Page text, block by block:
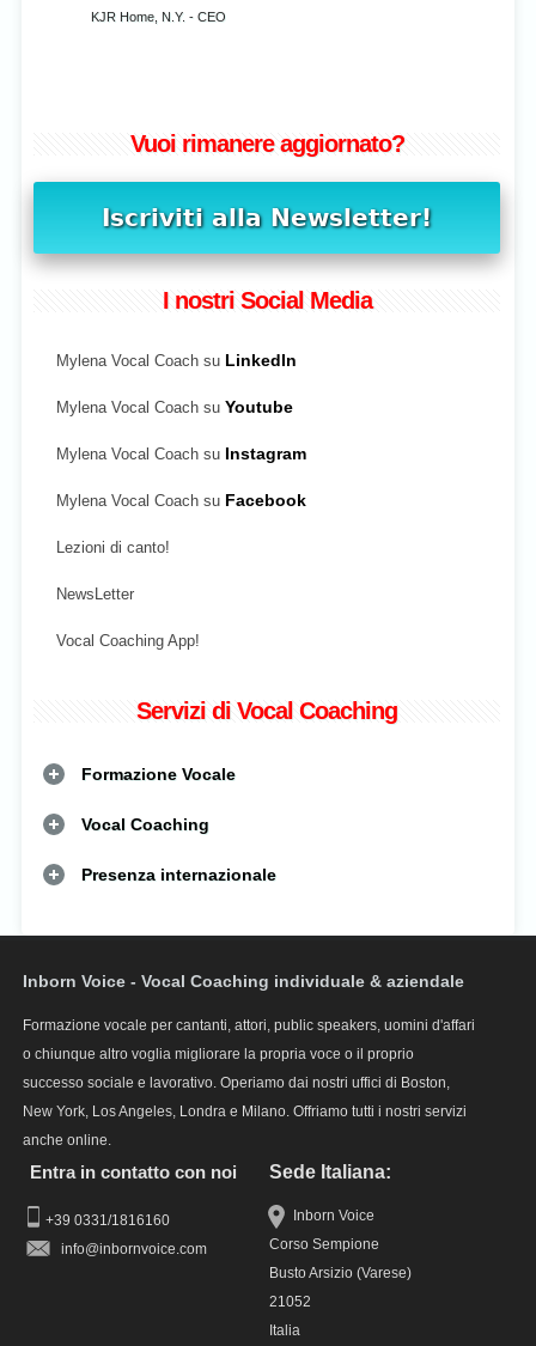
KJR Home, N.Y. - CEO
Vuoi rimanere aggiornato?
I nostri Social Media
Mylena Vocal Coach su LinkedIn
Mylena Vocal Coach su Youtube
Mylena Vocal Coach su Instagram
Mylena Vocal Coach su Facebook
Lezioni di canto!
NewsLetter
Vocal Coaching App!
Servizi di Vocal Coaching
Formazione Vocale
Vocal Coaching
Presenza internazionale
Inborn Voice - Vocal Coaching individuale & aziendale
Formazione vocale per cantanti, attori, public speakers, uomini d'affari
o chiunque altro voglia migliorare la propria voce o il proprio
successo sociale e lavorativo. Operiamo dai nostri uffici di Boston,
New York, Los Angeles, Londra e Milano. Offriamo tutti i nostri servizi
anche online.
Entra in contatto con noi
+39 0331/1816160
info
Sede Italiana:
Inborn Voice
Corso Sempione
Busto Arsizio (Varese)
21052
Italia